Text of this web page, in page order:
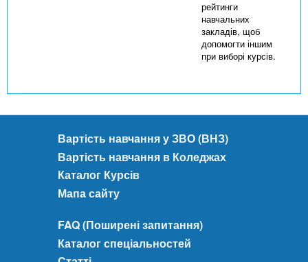
рейтинги
навчальних
закладів, щоб
допомогти іншим
при виборі курсів.
Вартість навчання у ЗВО (ВНЗ)
Вартість навчання в Коледжах
Каталог Курсів
Мапа сайту
FAQ (Поширені запитання)
Каталог спеціальностей